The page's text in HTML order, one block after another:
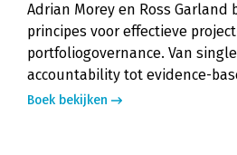
Adrian Morey en Ross Garland
principes voor effectieve
portfoliogovernance. Van
accountability tot evidence-
Boek bekijken